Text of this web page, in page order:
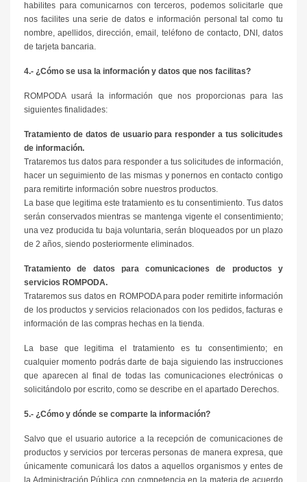
habilites para comunicarnos con terceros, podemos solicitarle que
nos facilites una serie de datos e información personal tal como tu
nombre, apellidos, dirección, email, teléfono de contacto, DNI, datos
de tarjeta bancaria.
4.- ¿Cómo se usa la información y datos que nos facilitas?
ROMPODA usará la información que nos proporcionas para las
siguientes finalidades:
Tratamiento de datos de usuario para responder a tus solicitudes
de información.
Trataremos tus datos para responder a tus solicitudes de información,
hacer un seguimiento de las mismas y ponernos en contacto contigo
para remitirte información sobre nuestros productos.
La base que legitima este tratamiento es tu consentimiento. Tus datos
serán conservados mientras se mantenga vigente el consentimiento;
una vez producida tu baja voluntaria, serán bloqueados por un plazo
de 2 años, siendo posteriormente eliminados.
Tratamiento de datos para comunicaciones de productos y
servicios ROMPODA.
Trataremos sus datos en ROMPODA para poder remitirte información
de los productos y servicios relacionados con los pedidos, facturas e
información de las compras hechas en la tienda.
La base que legitima el tratamiento es tu consentimiento; en
cualquier momento podrás darte de baja siguiendo las instrucciones
que aparecen al final de todas las comunicaciones electrónicas o
solicitándolo por escrito, como se describe en el apartado Derechos.
5.- ¿Cómo y dónde se comparte la información?
Salvo que el usuario autorice a la recepción de comunicaciones de
productos y servicios por terceras personas de manera expresa, que
únicamente comunicará los datos a aquellos organismos y entes de
la Administración Pública con competencia en la materia de acuerdo